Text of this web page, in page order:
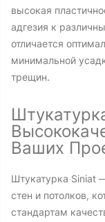
высокая
адгезия к
отличается
минимальной
трещин.
Ваших
Штукатурка Siniat
стен и потолков,
стандартам